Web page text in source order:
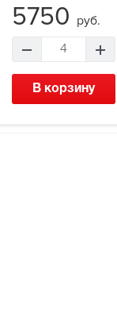
5750 руб.
4
В корзину